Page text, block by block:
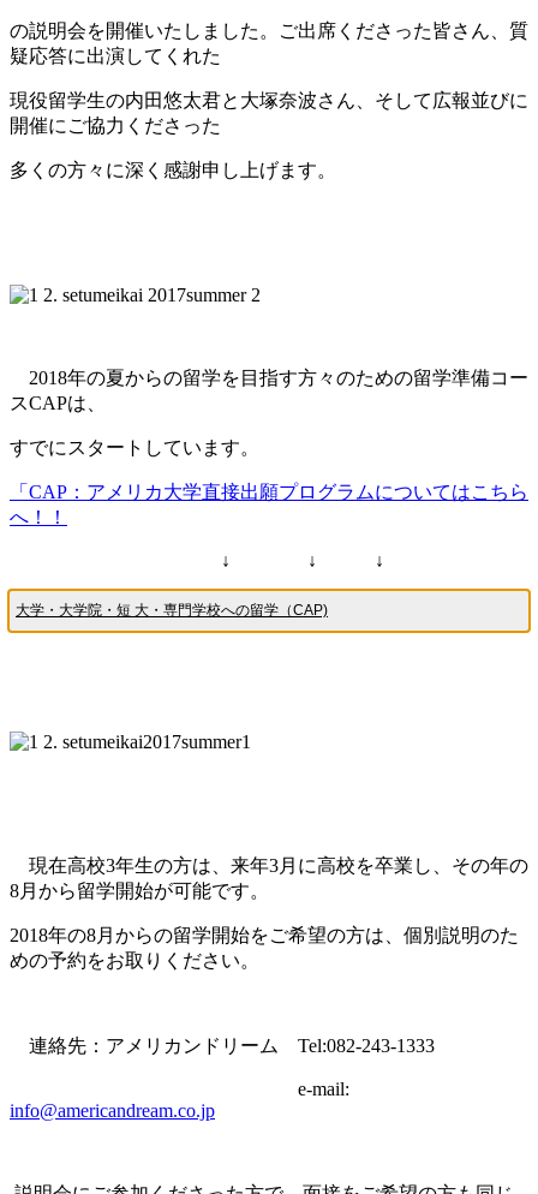
の説明会を開催いたしました。ご出席くださった皆さん、質
疑応答に出演してくれた
現役留学生の内田悠太君と 大塚奈波さん、そして広報並びに
開催にご協力くださった
多くの方々に深く感謝申し上げます。
2018年の夏からの留学を目指す方々のための留学準備コー
スCAPは、
すでにスタートしています。
「CAP：アメリカ大学直接出願プログラムについてはこちら
へ！！
↓ ↓ ↓
大学・大学院・短 大・専門学校への留学（CAP)
現在高校3年生の方は、来年3月に高校を卒業し、その年の
8月から留学開始が可能です。
2018年の8月からの留学開始をご希望の方は、個別説明のた
めの予約をお取りください。
連絡先：アメリカンドリーム Tel:082-243-1333
e-mail:
info@americandream.co.jp